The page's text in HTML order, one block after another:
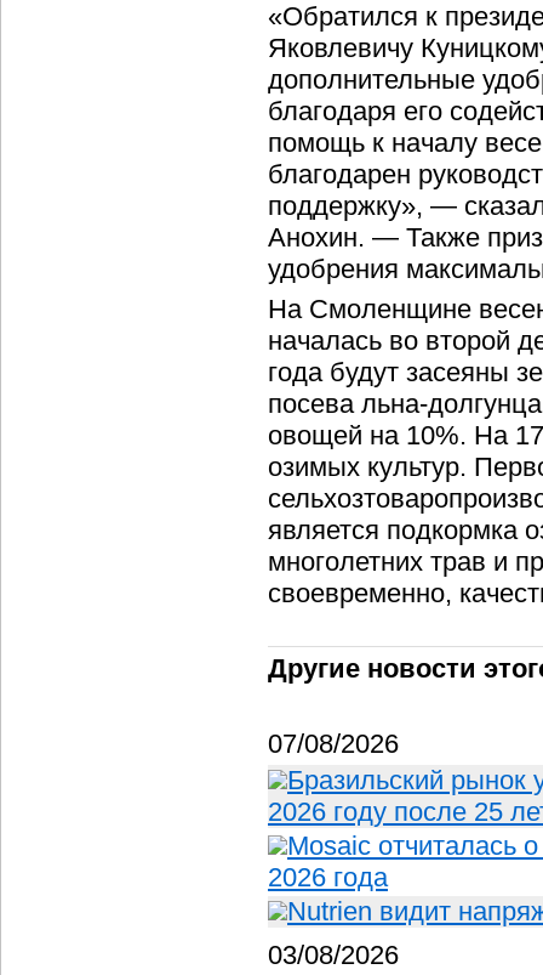
«Обратился к
Яковлевичу
дополнительные
благодаря его
помощь к началу
благодарен
поддержку», —
Анохин. — Также
удобрения
На Смоленщине
началась во второй
года будут засеяны
посева льна-
овощей на 10%. На
озимых культур.
является подкормка
многолетних трав и
своевременно,
Другие новости
07/08/2026
Бразильский рынок
2026 году после 25
Mosaic отчиталась
2026 года
Nutrien видит
03/08/2026